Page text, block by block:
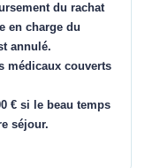
du rachat
en charge du
annulé.
médicaux couverts
€ si le beau temps
séjour.